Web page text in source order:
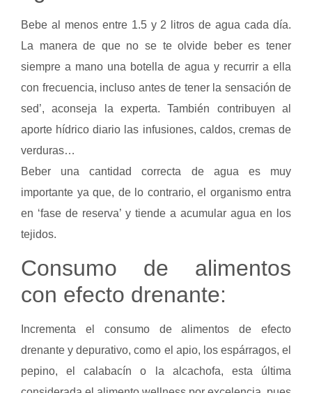
Bebe al menos entre 1.5 y 2 litros de agua cada día.
La manera de que no se te olvide beber es tener
siempre a mano una botella de agua y recurrir a ella
con frecuencia, incluso antes de tener la sensación de
sed’, aconseja la experta. También contribuyen al
aporte hídrico diario las infusiones, caldos, cremas de
verduras…
Beber una cantidad correcta de agua es muy
importante ya que, de lo contrario, el organismo entra
en ‘fase de reserva’ y tiende a acumular agua en los
tejidos.
Consumo de alimentos
con efecto drenante:
Incrementa el consumo de alimentos de efecto
drenante y depurativo, como el apio, los espárragos, el
pepino, el calabacín o la alcachofa, esta última